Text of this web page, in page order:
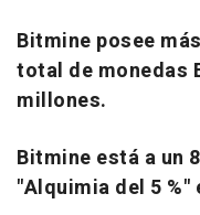
Bitmine posee
total de monedas
millones.
Bitmine está a un
"Alquimia del 5